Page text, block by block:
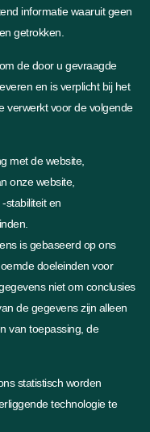
informatie waaruit geen
getrokken.
de door u gevraagde
en is verplicht bij het
verwerkt voor de volgende
met de website,
onze website,
stabiliteit en
is gebaseerd op ons
doeleinden voor
niet om conclusies
de gegevens zijn alleen
van toepassing, de
statistisch worden
technologie te